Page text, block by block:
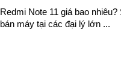
Redmi Note 11 giá bao nhiêu?
bán máy tại các đại lý lớn ...